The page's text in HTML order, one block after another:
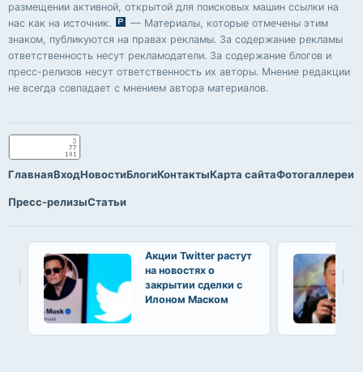
размещении активной, открытой для поисковых машин ссылки на
нас как на источник.
— Материалы, которые отмечены этим
знаком, публикуются на правах рекламы. За содержание рекламы
ответственность несут рекламодатели. За содержание блогов и
пресс-релизов несут ответственность их авторы. Мнение редакции
не всегда совпадает с мнением автора материалов.
ГлавнаяВходНовостиБлогиКонтактыКарта сайтаФотогаллереи
Пресс-релизыСтатьи
Акции Twitter растут
на новостях о
закрытии сделки с
Илоном Маском